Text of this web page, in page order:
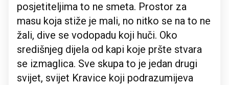
posjetiteljima to ne smeta. Prostor za
masu koja stiže je mali, no nitko se na to ne
žali, dive se vodopadu koji huči. Oko
središnjeg dijela od kapi koje pršte stvara
se izmaglica. Sve skupa to je jedan drugi
svijet, svijet Kravice koji podrazumijeva